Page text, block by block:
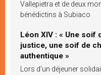
Vallepietra et de deux
bénédictins à Subiaco
Léon XIV : « Une soif
justice, une soif de
authentique »
Lors d’un déjeuner